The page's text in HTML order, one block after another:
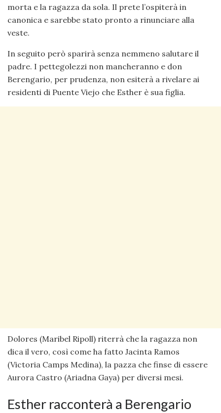
morta e la ragazza da sola. Il prete l’ospiterà in
canonica e sarebbe stato pronto a rinunciare alla
veste.
In seguito però sparirà senza nemmeno salutare il
padre. I pettegolezzi non mancheranno e don
Berengario, per prudenza, non esiterà a rivelare ai
residenti di Puente Viejo che Esther è sua figlia.
Dolores (Maribel Ripoll) riterrà che la ragazza non
dica il vero, così come ha fatto Jacinta Ramos
(Victoria Camps Medina), la pazza che finse di essere
Aurora Castro (Ariadna Gaya) per diversi mesi.
Esther racconterà a Berengario